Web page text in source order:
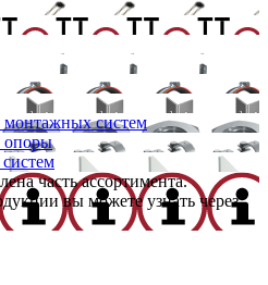
монтажных систем
опоры
часть ассортимента.
вы можете узнать через